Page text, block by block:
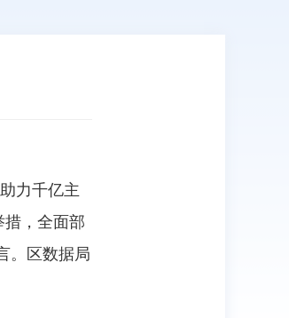
力千亿主
措，全面部
。区数据局